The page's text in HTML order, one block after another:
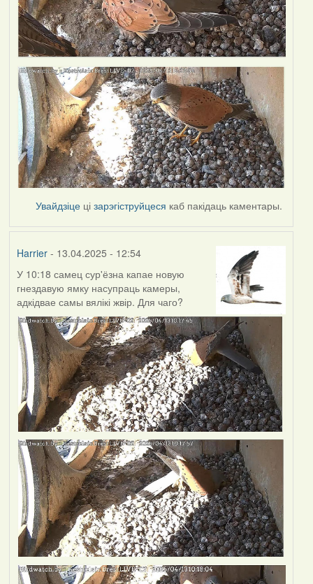
Увайдзіце цізарэгіструйцеся каб пакідаць каментары.
Harrier- 13.04.2025 - 12:54
У 10:18 самец сур'ёзна капае новую
гнездавую ямку насупраць камеры,
адкідвае самы вялікі жвір. Для чаго?